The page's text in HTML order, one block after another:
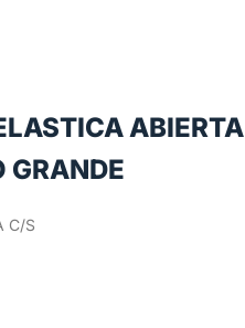
ABIERTA
GRANDE
C/S